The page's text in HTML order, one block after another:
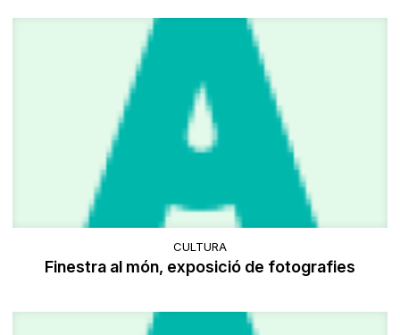
CULTURA
Finestra al món, exposició de fotografies